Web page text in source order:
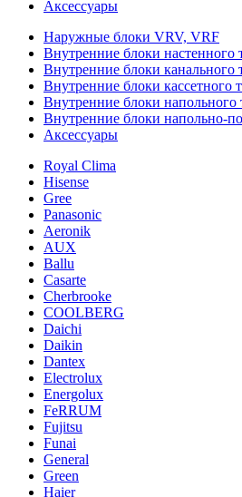
Аксессуары
Наружные блоки VRV, VRF
Внутренние блоки настенного
Внутренние блоки канального
Внутренние блоки кассетного
Внутренние блоки напольного
Внутренние блоки напольно-
Аксессуары
Royal Clima
Hisense
Gree
Panasonic
Aeronik
AUX
Ballu
Casarte
Cherbrooke
COOLBERG
Daichi
Daikin
Dantex
Electrolux
Energolux
FeRRUM
Fujitsu
Funai
General
Green
Haier